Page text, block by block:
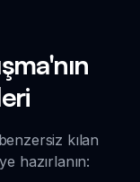
kılan
hazırlanın: